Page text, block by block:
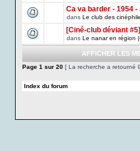
Ca va barder - 1954
dans Le club des
[Ciné-club déviant
dans Le nanar en région
AFFICHER LES
Page 1 sur 20 [ La recherche a retourné
Index du forum